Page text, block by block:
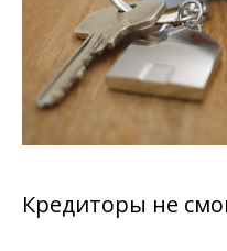
Кредиторы не